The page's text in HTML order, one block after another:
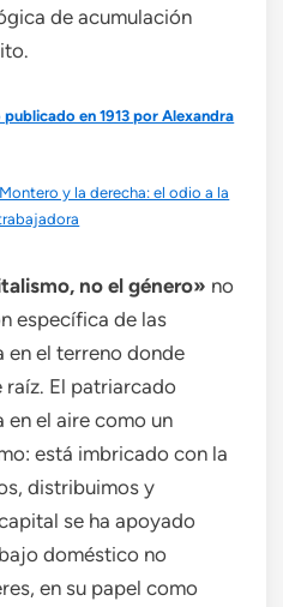
de acumulación
publicado en 1913 por Alexandra
y la derecha: el odio a la
no el género» no
específica de las
en el terreno donde
El patriarcado
el aire como un
está imbricado con la
distribuimos y
se ha apoyado
doméstico no
en su papel como